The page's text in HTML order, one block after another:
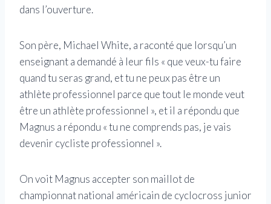
dans l’ouverture.
Son père, Michael White, a raconté que lorsqu’un
enseignant a demandé à leur fils « que veux-tu faire
quand tu seras grand, et tu ne peux pas être un
athlète professionnel parce que tout le monde veut
être un athlète professionnel », et il a répondu que
Magnus a répondu « tu ne comprends pas, je vais
devenir cycliste professionnel ».
On voit Magnus accepter son maillot de
championnat national américain de cyclocross junior